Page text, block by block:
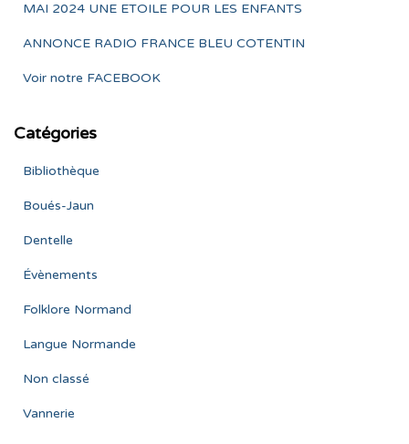
MAI 2024 UNE ETOILE POUR LES ENFANTS
ANNONCE RADIO FRANCE BLEU COTENTIN
Voir notre FACEBOOK
Catégories
Bibliothèque
Boués-Jaun
Dentelle
Évènements
Folklore Normand
Langue Normande
Non classé
Vannerie